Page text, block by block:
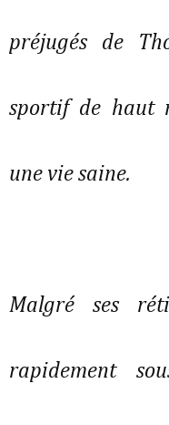
préjugés de
sportif de haut
une vie saine.
Malgré ses
rapidement